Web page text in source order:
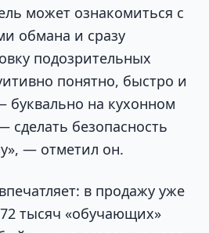
может ознакомиться с
обмана и сразу
подозрительных
понятно, быстро и
буквально на кухонном
сделать безопасность
— отметил он.
в продажу уже
тысяч «обучающих»